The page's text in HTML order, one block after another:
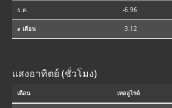
ธ.ค. -6.96
⌀ เดือน 3.12
แสงอาทิตย์ (ชั่วโมง)
เดือน เทลลูไรด์